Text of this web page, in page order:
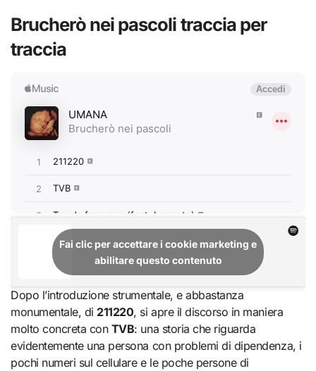
Brucherò nei pascoli traccia per
traccia
Fai clic per accettare i cookie marketing e
abilitare questo contenuto
Dopo l’introduzione strumentale, e abbastanza
monumentale, di 211220, si apre il discorso in maniera
molto concreta con TVB: una storia che riguarda
evidentemente una persona con problemi di dipendenza, i
pochi numeri sul cellulare e le poche persone di